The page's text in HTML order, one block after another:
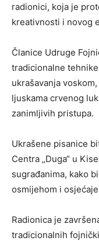
radionici, koja je
kreativnosti i novog
Članice Udruge
tradicionalne
ukrašavanja
ljuskama crvenog
zanimljivih pristupa.
Ukrašene pisanice
Centra „Duga“ u
sugrađanima, kako
osmijehom i
Radionica je
tradicionalnih